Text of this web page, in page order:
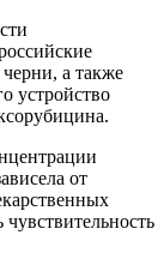
а также
устройство
от